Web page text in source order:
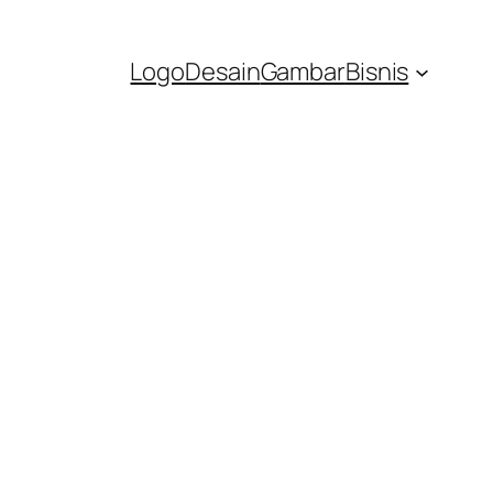
LogoDesainGambarBisnis